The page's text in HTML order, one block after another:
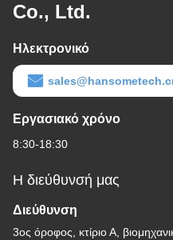
Co., Ltd.
Ηλεκτρονικό
Εργασιακό χρόνο
8:30-18:30
Η διεύθυνσή μας
Διεύθυνση
3ος όροφος, κτίριο Α,